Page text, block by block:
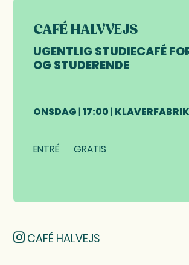
CAFÉ HALVVEJS
UGENTLIG STUDIECAFÉ
OG STUDERENDE
ONSDAG| 17:00|
ENTRÉ GRATIS
CAFÉ HALVEJS